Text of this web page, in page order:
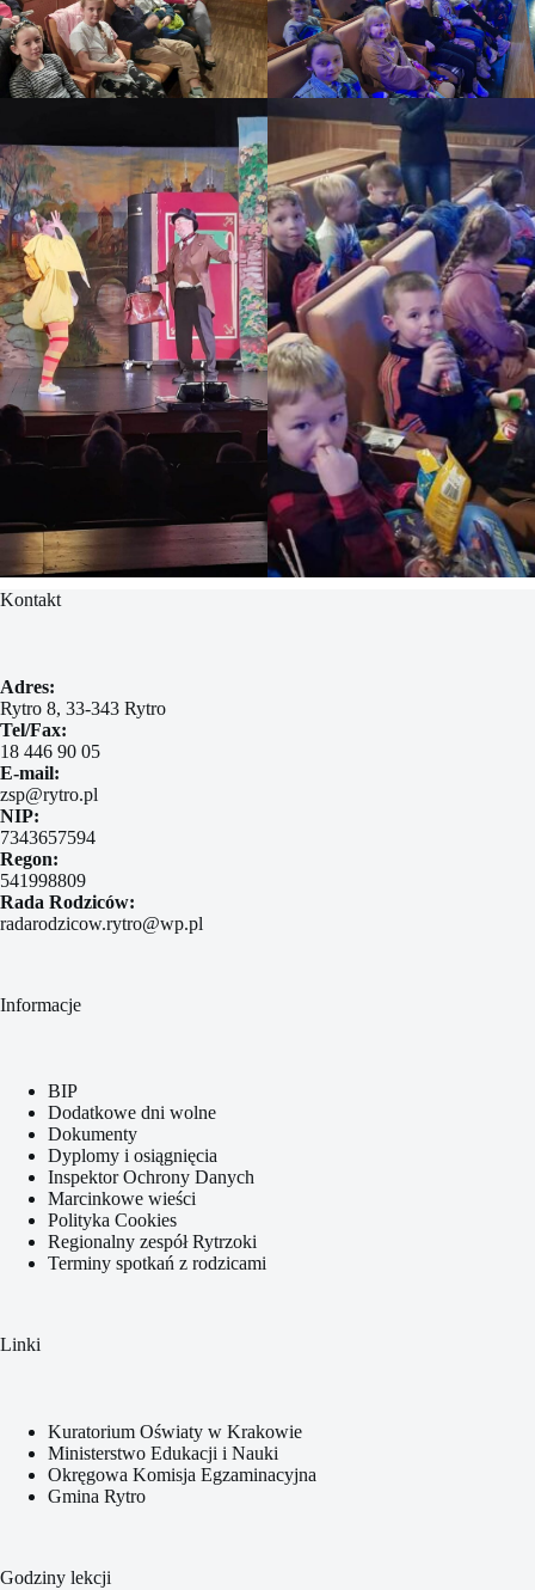
Kontakt
Adres:
Rytro 8, 33-343 Rytro
Tel/Fax:
18 446 90 05
E-mail:
zsp@rytro.pl
NIP:
7343657594
Regon:
541998809
Rada Rodziców:
radarodzicow.rytro@wp.pl
Informacje
BIP
Dodatkowe dni wolne
Dokumenty
Dyplomy i osiągnięcia
Inspektor Ochrony Danych
Marcinkowe wieści
Polityka Cookies
Regionalny zespół Rytrzoki
Terminy spotkań z rodzicami
Linki
Kuratorium Oświaty w Krakowie
Ministerstwo Edukacji i Nauki
Okręgowa Komisja Egzaminacyjna
Gmina Rytro
Godziny lekcji